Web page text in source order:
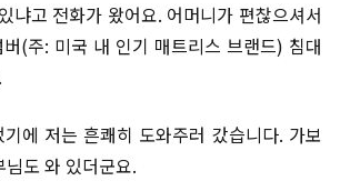
냐고 전화가 왔어요. 어머니가 편찮으셔서
(주: 미국 내 인기 매트리스 브랜드) 침대
에 저는 흔쾌히 도와주러 갔습니다. 가보
도 와 있더군요.